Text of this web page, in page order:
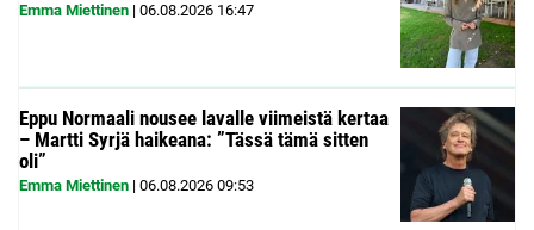
Emma Miettinen | 06.08.2026 16:47
Eppu Normaali nousee lavalle viimeistä kertaa
– Martti Syrjä haikeana: ”Tässä tämä sitten
oli”
Emma Miettinen | 06.08.2026 09:53